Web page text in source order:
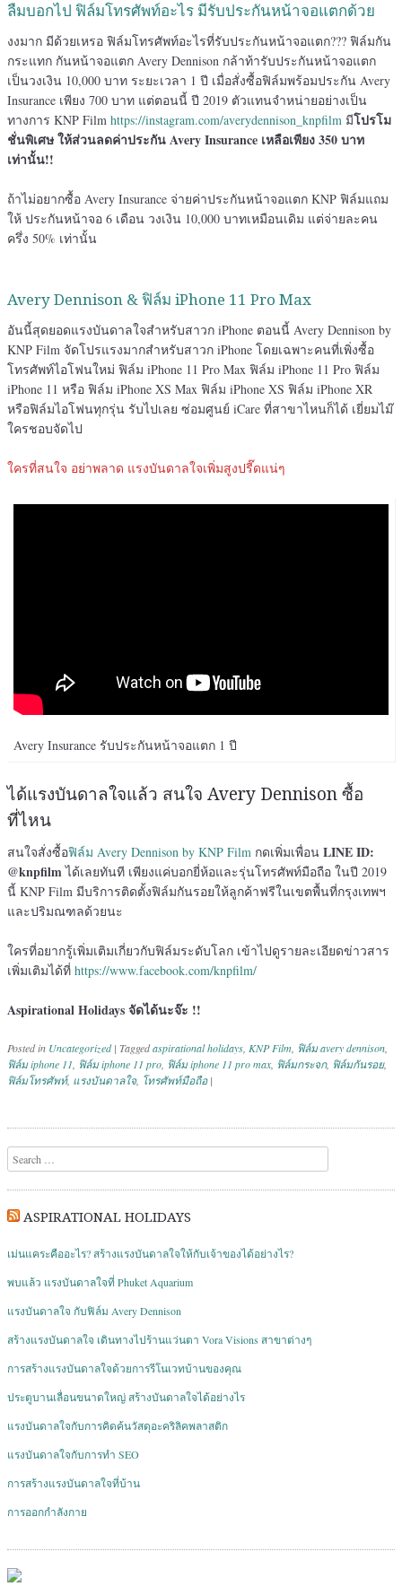
ลืมบอกไป ฟิล์มโทรศัพท์อะไร มีรับประกันหน้าจอแตกด้วย
งงมาก มีด้วยเหรอ ฟิล์มโทรศัพท์อะไรที่รับประกันหน้าจอแตก??? ฟิล์มกัน
กระแทก กันหน้าจอแตก Avery Dennison กล้าท้ารับประกันหน้าจอแตก
เป็นวงเงิน 10,000 บาท ระยะเวลา 1 ปี เมื่อสั่งซื้อฟิล์มพร้อมประกัน Avery
Insurance เพียง 700 บาท แต่ตอนนี้ ปี 2019 ตัวแทนจำหน่ายอย่างเป็น
ทางการ KNP Film https://instagram.com/averydennison_knpfilm มีโปรโม
ชั่นพิเศษ ให้ส่วนลดค่าประกัน Avery Insurance เหลือเพียง 350 บาท
เท่านั้น!!
ถ้าไม่อยากซื้อ Avery Insurance จ่ายค่าประกันหน้าจอแตก KNP ฟิล์มแถม
ให้ ประกันหน้าจอ 6 เดือน วงเงิน 10,000 บาทเหมือนเดิม แต่จ่ายละคน
ครึ่ง 50% เท่านั้น
Avery Dennison & ฟิล์ม iPhone 11 Pro Max
อันนี้สุดยอดแรงบันดาลใจสำหรับสาวก iPhone ตอนนี้ Avery Dennison by
KNP Film จัดโปรแรงมากสำหรับสาวก iPhone โดยเฉพาะคนที่เพิ่งซื้อ
โทรศัพท์ไอโฟนใหม่ ฟิล์ม iPhone 11 Pro Max ฟิล์ม iPhone 11 Pro ฟิล์ม
iPhone 11 หรือ ฟิล์ม iPhone XS Max ฟิล์ม iPhone XS ฟิล์ม iPhone XR
หรือฟิล์มไอโฟนทุกรุ่น รับไปเลย ซ่อมศูนย์ iCare ที่สาขาไหนก็ได้ เยี่ยมไม๊
ใครชอบจัดไป
ใครที่สนใจ อย่าพลาด แรงบันดาลใจเพิ่มสูงปรี๊ดแน่ๆ
Avery Insurance รับประกันหน้าจอแตก 1 ปี
ได้แรงบันดาลใจแล้ว สนใจ Avery Dennison ซื้อ
ที่ไหน
สนใจสั่งซื้อฟิล์ม Avery Dennison by KNP Film กดเพิ่มเพื่อน LINE ID:
@knpfilmได้เลยทันที เพียงแค่บอกยี่ห้อและรุ่นโทรศัพท์มือถือ ในปี 2019
นี้ KNP Film มีบริการติดตั้งฟิล์มกันรอยให้ลูกค้าฟรีในเขตพื้นที่กรุงเทพฯ
และปริมณฑลด้วยนะ
ใครที่อยากรู้เพิ่มเติมเกี่ยวกับฟิล์มระดับโลก เข้าไปดูรายละเอียดข่าวสาร
เพิ่มเติมได้ที่ https://www.facebook.com/knpfilm/
Aspirational Holidays จัดได้นะจ๊ะ !!
Posted in Uncategorized | Taggedaspirational holidays KNP Film ฟิล์ม avery dennison
ฟิล์ม iphone 11 ฟิล์ม iphone 11 pro ฟิล์ม iphone 11 pro max, ฟิล์มกระจก, ฟิล์มกันรอย,
ฟิล์มโทรศัพท์, แรงบันดาลใจ, โทรศัพท์มือถือ |
Post navigation
Search
ASPIRATIONAL HOLIDAYS
เม่นแคระคืออะไร? สร้างแรงบันดาลใจให้กับเจ้าของได้อย่างไร?
พบแล้ว แรงบันดาลใจที่ Phuket Aquarium
แรงบันดาลใจ กับฟิล์ม Avery Dennison
สร้างแรงบันดาลใจ เดินทางไปร้านแว่นตา Vora Visions สาขาต่างๆ
การสร้างแรงบันดาลใจด้วยการรีโนเวทบ้านของคุณ
ประตูบานเลื่อนขนาดใหญ่ สร้างบันดาลใจได้อย่างไร
แรงบันดาลใจกับการคิดค้นวัสดุอะคริลิคพลาสติก
แรงบันดาลใจกับการทำ SEO
การสร้างแรงบันดาลใจที่บ้าน
การออกกำลังกาย